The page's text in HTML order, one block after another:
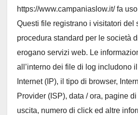
https://www.campaniaslow.it/ fa
Questi file registrano i visitatori del
procedura standard per le società
erogano servizi web. Le
all’interno dei file di log includono
Internet (IP), il tipo di browser,
Provider (ISP), data / ora, pagine
uscita, numero di click ed altre